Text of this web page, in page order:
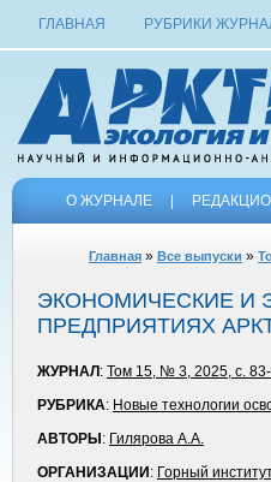
ГЛАВНАЯ РУБРИКИ
О ЖУРНАЛЕ
Главная » Все выпуски »
ЭКОНОМИЧЕСКИЕ И
ПРЕДПРИЯТИЯХ
ЖУРНАЛ : Том 15, № 3, 2025, с.
РУБРИКА: Новые технологии
АВТОРЫ : Гилярова А.А.
ОРГАНИЗАЦИИ : Горный